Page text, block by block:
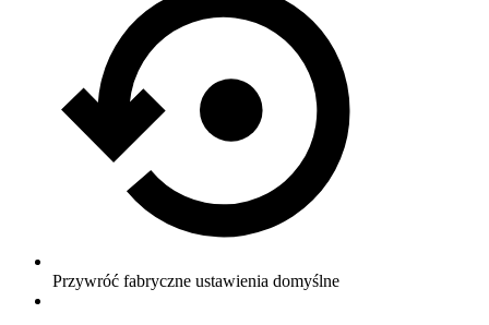
Przywróć fabryczne ustawienia domyślne